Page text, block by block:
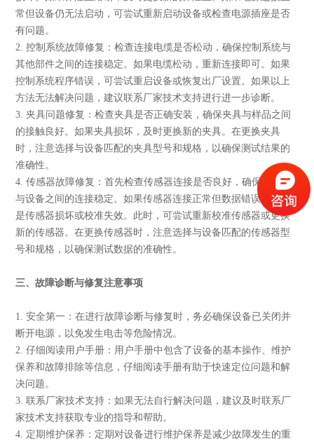
常但设备仍无法启动，可尝试重新启动设备或检查电源插座是否
有问题。
2. 控制系统故障修复：检查连接电缆是否松动，确保控制系统与
其他部件之间的连接稳定。如果电缆松动，重新连接即可。如果
控制系统程序错误，可尝试重启设备或恢复出厂设置。如果以上
方法无法解决问题，建议联系厂家技术支持进行进一步诊断。
3. 夹具问题修复：检查夹具是否正确安装，确保夹具与样品之间
的接触良好。如果夹具损坏，及时更换新的夹具。在更换夹具
时，注意选择与设备匹配的夹具型号和规格，以确保测试结果的
准确性。
4. 传感器故障修复：首先检查传感器连接是否良好，确保传感器
与设备之间的连接稳定。如果传感器连接正常但数据错误，可能
是传感器损坏或校准失效。此时，可尝试重新校准传感器或更换
新的传感器。在更换传感器时，注意选择与设备匹配的传感器型
号和规格，以确保测试数据的准确性。
三、故障诊断与修复注意事项
1. 安全第一：在进行故障诊断与修复时，务必确保设备已关闭并
断开电源，以免发生电击等危险情况。
2. 仔细阅读用户手册：用户手册中包含了设备的基本操作、维护
保养和故障排除等信息，仔细阅读手册有助于快速定位问题和解
决问题。
3. 联系厂家技术支持：如果无法自行解决问题，建议及时联系厂
家技术支持获取专业的指导和帮助。
4. 定期维护保养：定期对设备进行维护保养是减少故障发生的重